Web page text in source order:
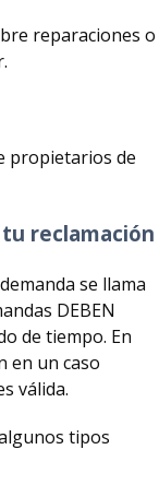
reparaciones o
propietarios de
reclamación
se llama
DEBEN
de tiempo. En
en un caso
válida.
tipos